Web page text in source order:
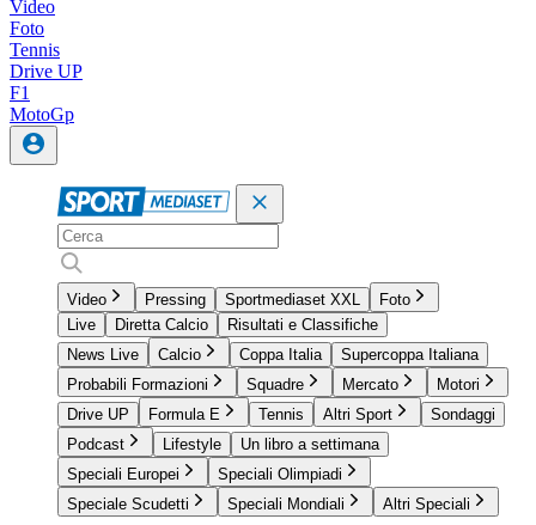
Video
Foto
Tennis
Drive UP
F1
MotoGp
Video Pressing Sportmediaset XXL
Foto
Live
Diretta Calcio
Risultati e Classifiche
News Live
Calcio Coppa Italia
Supercoppa Italiana
Probabili Formazioni
Squadre Mercato
Motori
Drive UP
Formula E Tennis Altri Sport
Sondaggi
Podcast
Lifestyle
Un libro a settimana
Speciali Europei
Speciali Olimpiadi
Speciale Scudetti
Speciali Mondiali Altri Speciali